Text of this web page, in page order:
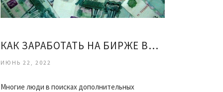
КАК ЗАРАБОТАТЬ НА БИРЖЕ ВИДЕО
ИЮНЬ 22, 2022
Многие люди в поисках дополнительных